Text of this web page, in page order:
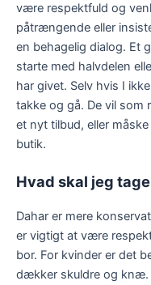
være respektfuld og
påtrængende eller
en behagelig dialog. Et
starte med halvdelen
har givet. Selv hvis I
takke og gå. De vil som
et nyt tilbud, eller
butik.
Hvad skal jeg
Dahar er mere
er vigtigt at være
bor. For kvinder er det
dækker skuldre og knæ.